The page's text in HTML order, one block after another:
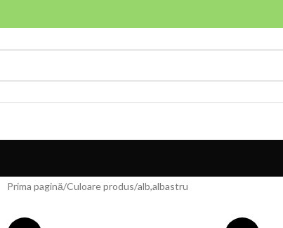
Prima pagină Culoare produs alb,albastru